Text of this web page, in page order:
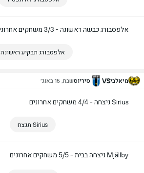
אלפסבורג כבשה ראשונה - 3/3 משחקים אחרונים
אלפסבורג תבקיע ראשונה
מיאלביVS סיריוסשבת, 15 באוג׳
Sirius ניצחה - 4/4 משחקים אחרונים
Sirius תנצח
Mjällby ניצחה בבית - 5/5 משחקים אחרונים